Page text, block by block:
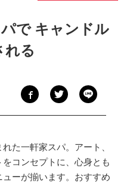
で キャンドル
れる
た一軒家スパ。アート、
コンセプトに、心身とも
ーが揃います。おすすめ